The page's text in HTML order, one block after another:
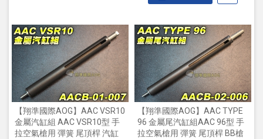
【翔準國際AOG】AAC VSR10
金屬汽缸組 AAC VSR10型 手
拉空氣槍用 彈簧 尾頂桿 汽缸
【翔準國際AOG】AAC TYPE
96 金屬尾汽缸組AAC 96型 手
拉空氣槍用 彈簧 尾頂桿 BB槍